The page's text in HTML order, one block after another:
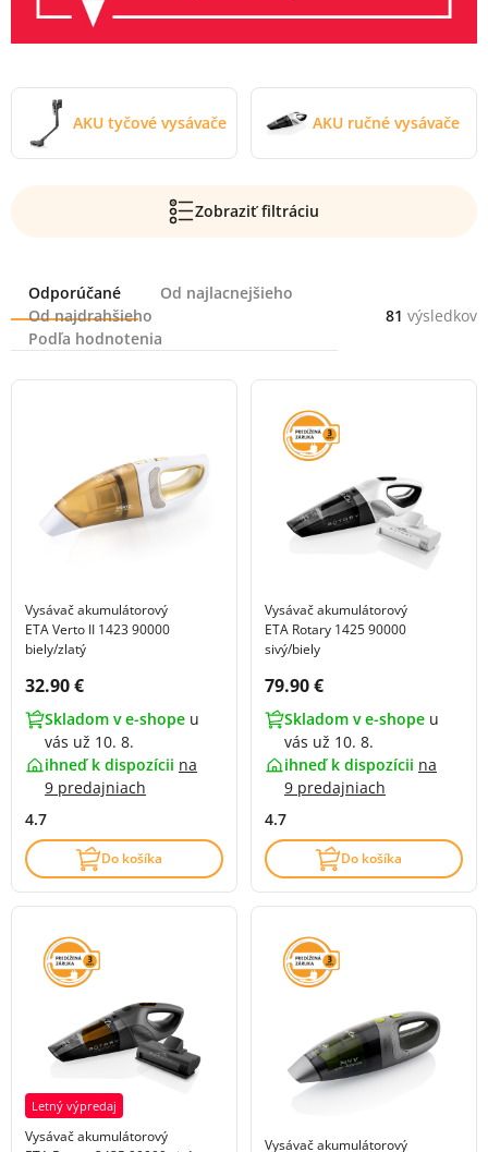
AKU tyčové vysávače AKU ručné vysávače
Zobraziť filtráciu
Radenie
Odporúčané
Od najlacnejšieho
Od najdrahšieho
Podľa hodnotenia
81 výsledkov
Vysávač akumulátorový
ETA Verto II 1423 90000
biely/zlatý
Cena s DPH:
32.90 €
Skladom v e-shope u
vás už 10. 8.
ihneď k dispozícii na
9 predajniach
4.7
Do košíka
Vysávač akumulátorový
ETA Rotary 1425 90000
sivý/biely
Cena s DPH:
79.90 €
Skladom v e-shope u
vás už 10. 8.
ihneď k dispozícii na
9 predajniach
4.7
Do košíka
Letný výpredaj
Vysávač akumulátorový
Vysávač akumulátorový